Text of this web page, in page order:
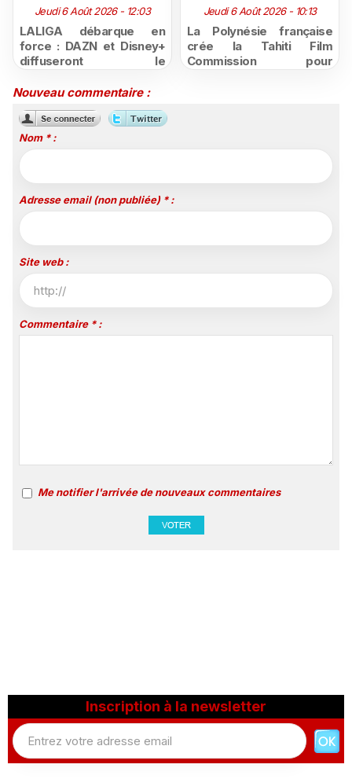
Jeudi 6 Août 2026 - 12:03
LALIGA débarque en
force : DAZN et Disney+
diffuseront le
France jusqu'en 2029
Jeudi 6 Août 2026 - 10:13
La Polynésie française
crée la Tahiti Film
Commission pour
Nouveau commentaire :
Nom * :
Adresse email (non publiée) * :
Site web :
Commentaire * :
Me notifier l'arrivée de nouveaux commentaires
Inscription à la newsletter